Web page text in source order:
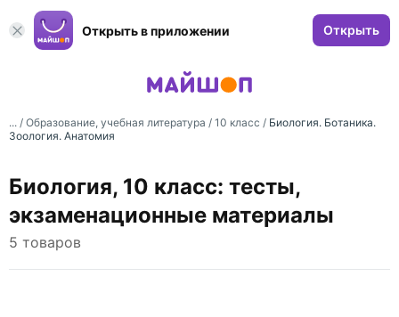
Открыть в приложении Открыть
... / Образование, учебная литература / 10 класс / Биология. Ботаника.
Зоология. Анатомия
Биология, 10 класс: тесты,
экзаменационные материалы
5 товаров